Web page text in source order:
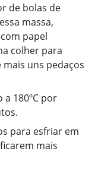
de bolas de
massa,
papel
colher para
uns pedaços
180ºC por
para esfriar em
mais